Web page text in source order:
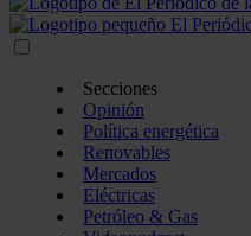
Secciones
Opinión
Política energética
Renovables
Mercados
Eléctricas
Petróleo & Gas